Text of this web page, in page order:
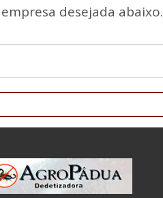
desejada abaixo.